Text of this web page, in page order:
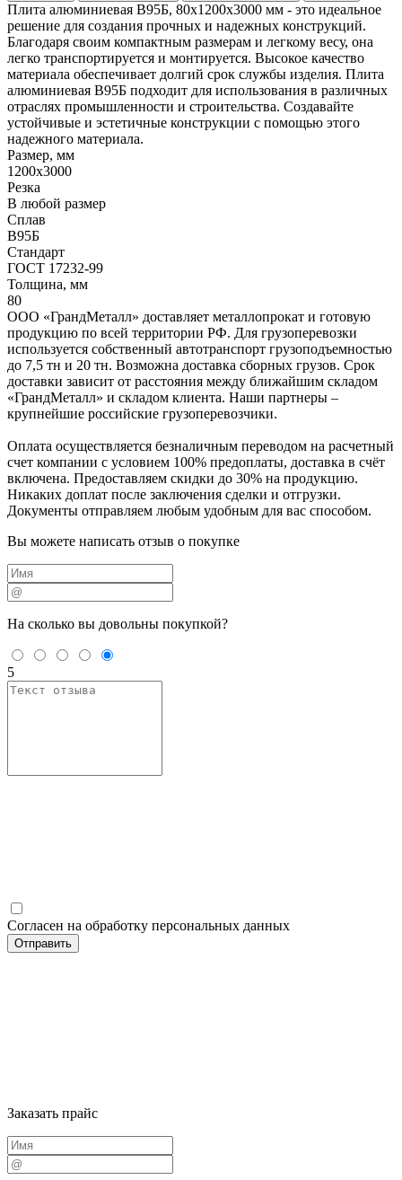
Плита алюминиевая В95Б, 80х1200х3000 мм - это идеальное
решение для создания прочных и надежных конструкций.
Благодаря своим компактным размерам и легкому весу, она
легко транспортируется и монтируется. Высокое качество
материала обеспечивает долгий срок службы изделия. Плита
алюминиевая В95Б подходит для использования в различных
отраслях промышленности и строительства. Создавайте
устойчивые и эстетичные конструкции с помощью этого
надежного материала.
Размер, мм
1200х3000
Резка
В любой размер
Сплав
В95Б
Стандарт
ГОСТ 17232-99
Толщина, мм
80
ООО «ГрандМеталл» доставляет металлопрокат и готовую
продукцию по всей территории РФ. Для грузоперевозки
используется собственный автотранспорт грузоподъемностью
до 7,5 тн и 20 тн. Возможна доставка сборных грузов. Срок
доставки зависит от расстояния между ближайшим складом
«ГрандМеталл» и складом клиента. Наши партнеры –
крупнейшие российские грузоперевозчики.
Оплата осуществляется безналичным переводом на расчетный
счет компании с условием 100% предоплаты, доставка в счёт
включена. Предоставляем скидки до 30% на продукцию.
Никаких доплат после заключения сделки и отгрузки.
Документы отправляем любым удобным для вас способом.
Вы можете написать отзыв о покупке
На сколько вы довольны покупкой?
5
Согласен на обработку персональных данных
Заказать прайс